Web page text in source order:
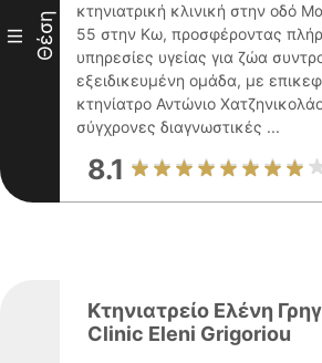
III Θέση
κτηνιατρική κλινική στην οδό
55 στην Κω, προσφέροντας
υπηρεσίες υγείας για ζώα
εξειδικευμένη ομάδα, με
κτηνίατρο Αντώνιο
σύγχρονες διαγνωστικές ...
8.1
Κτηνιατρείο Ελένη
Clinic Eleni Grigoriou